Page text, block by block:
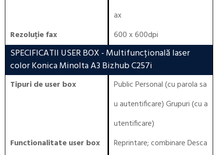
ax
Rezoluție fax
600 x 600dpi
SPECIFICATII USER BOX - Multifuncțională laser
color Konica Minolta A3 Bizhub C257i
Tipuri de user box
Public Personal (cu parola sa
u autentificare) Grupuri (cu a
utentificare)
Functionalitate user box
Reprintare; combinare Desca